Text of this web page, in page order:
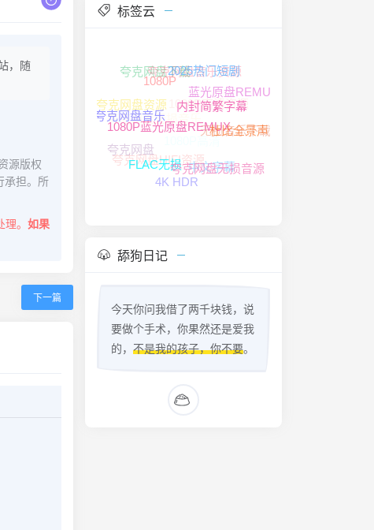
，随
源版权
承担。所
。 如果
下一篇
标签云
夸克网盘无损音乐
夸克网盘资源
夸克网盘下载
夸克网盘音乐资源
1080P高清资源
1080P高清
夸克网盘HIFI资源
夸克网盘
夸克网盘音乐
1080P
2025热门短剧
蓝光原盘REMUX
无损音乐下载
中文字幕
4K HDR
FLAC无损
1080P蓝光原盘REMUX
杜比全景声
夸克网盘无损音源
舔狗日记
今天你问我借了两千块钱，说
要做个手术，你果然还是爱我
的， 不是我的孩子，你不要。